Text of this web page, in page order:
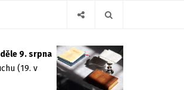
9. srpna
(19. v